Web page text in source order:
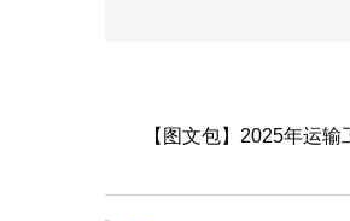
【图文包】2025年运